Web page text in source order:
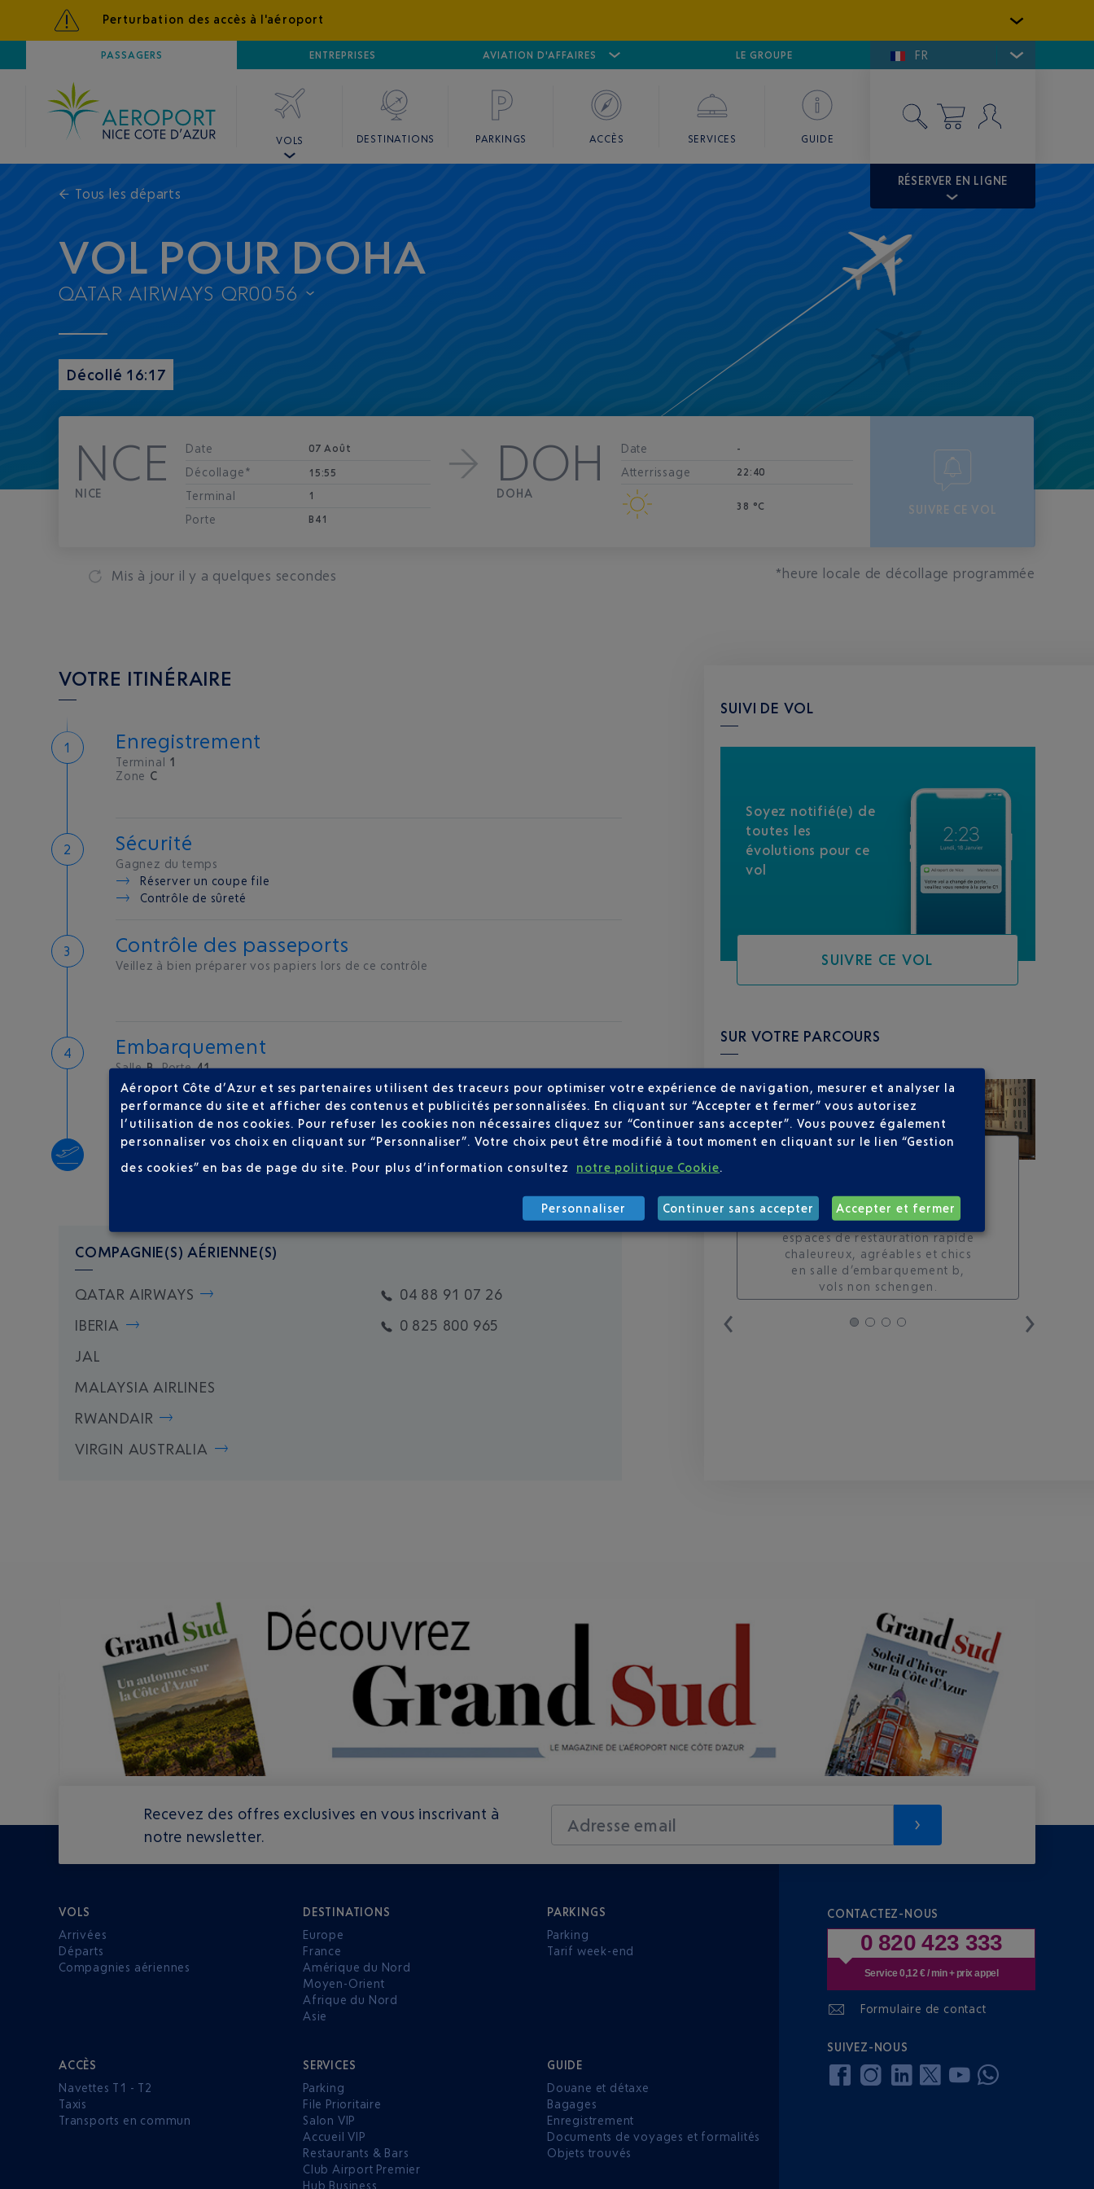
Perturbation des accès à l'aéroport
PASSAGERS ENTREPRISES AVIATION D'AFFAIRES
AÉROPORTNICE CÔTE D'AZUR AÉROPORT CANNES MANDELIEU GOLFE DE SAINT-TROPEZ
LE GROUPE FR
VOLS DESTINATIONS PARKINGS ACCÈS SERVICES GUIDE
RÉSERVER EN LIGNE
← Tous les départs
VOL POUR DOHA
QATAR AIRWAYS QR0056
Décollé 16:17
NCE
NICE
Date 07 Août
Décollage* 15:55
Terminal 1
Porte B41
DOH
DOHA
Date -
Atterrissage 22:40
38 °C SUIVRE CE VOL
Mis à jour il y a quelques secondes *heure locale de décollage programmée
VOTRE ITINÉRAIRE
Enregistrement
Terminal 1
Zone C
Sécurité
Gagnez du temps
Réserver un coupe file
Contrôle de sûreté
Contrôle des passeports
Veillez à bien préparer vos papiers lors de ce contrôle
Embarquement
Salle B Porte 41
Décollage
Type d'appareil : A350
COMPAGNIE(S) AÉRIENNE(S)
QATAR AIRWAYS
04 88 91 07 26
IBERIA
0 825 800 965
JAL
MALAYSIA AIRLINES
RWANDAIR
VIRGIN AUSTRALIA
SUIVI DE VOL
Soyez notifié(e) de
toutes les
évolutions pour ce
vol
SUIVRE CE VOL
SUR VOTRE PARCOURS
STARBUCKS À
ont été exaucées !starbucks à
l’aéroport de nicece sont des
espaces de restauration rapide
chaleureux, agréables et chics
en salle d’embarquement b,
vols non schengen.
Recevez des offres exclusives en vous inscrivant à
notre newsletter.
Adresse email
VOLS
Arrivées
Départs
Compagnies aériennes
DESTINATIONS
Europe
France
Amérique du Nord
Moyen-Orient
Afrique du Nord
Asie
PARKINGS
Parking
Tarif week-end
ACCÈS
Navettes T1 - T2
Taxis
Transports en commun
SERVICES
Parking
File Prioritaire
Salon VIP
Accueil VIP
Restaurants & Bars
Club Airport Premier
Hub Business
GUIDE
Douane et détaxe
Bagages
Enregistrement
Documents de voyages et formalités
Objets trouvés
CONTACTEZ-NOUS
0 820 423 333
Service 0,12 € / min + prix appel
Formulaire de contact
SUIVEZ-NOUS
Aéroport Côte d’Azur et ses partenaires utilisent des traceurs pour optimiser votre expérience de navigation, mesurer et analyser la
performance du site et afficher des contenus et publicités personnalisées. En cliquant sur “Accepter et fermer” vous autorisez
l’utilisation de nos cookies. Pour refuser les cookies non nécessaires cliquez sur “Continuer sans accepter”. Vous pouvez également
personnaliser vos choix en cliquant sur “Personnaliser”. Votre choix peut être modifié à tout moment en cliquant sur le lien “Gestion
des cookies” en bas de page du site. Pour plus d’information consultez notre politique Cookie
Personnaliser Continuer sans accepter Accepter et fermer